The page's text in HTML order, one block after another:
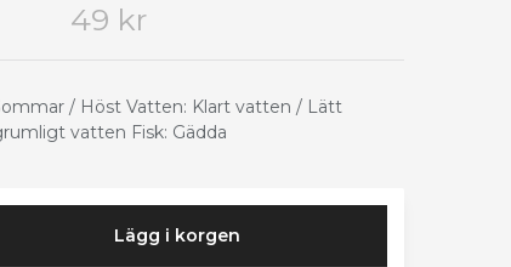
49 kr
/ Höst Vatten: Klart vatten / Lätt
vatten Fisk: Gädda
Lägg i korgen